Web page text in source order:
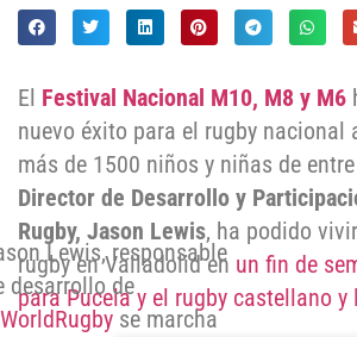
El Festival Nacional M10, M8 y M6
nuevo éxito para el rugby nacional
más de 1500 niños y niñas de
Director de Desarrollo y
Rugby, Jason Lewis, ha podido
rugby en Valladolid en un fin de
para Pucela y el rugby castellano y
Lewis, responsable
desarrollo de
se marcha